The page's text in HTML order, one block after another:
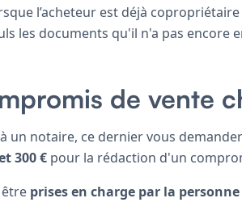
l’acheteur est déjà
les documents qu'il n'a pas encore
de vente
un notaire, ce dernier vous
300 € pour la rédaction d'un
prises en charge par la